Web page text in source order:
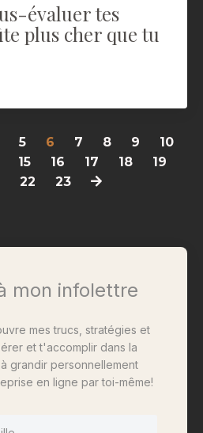
évaluer tes
plus cher que tu
5 6 7 8 9
10
15 16 17 18
19
22 23
mon infolettre
mes trucs, stratégies et
et t'accomplir dans la
grandir personnellement
en ligne par toi-même!